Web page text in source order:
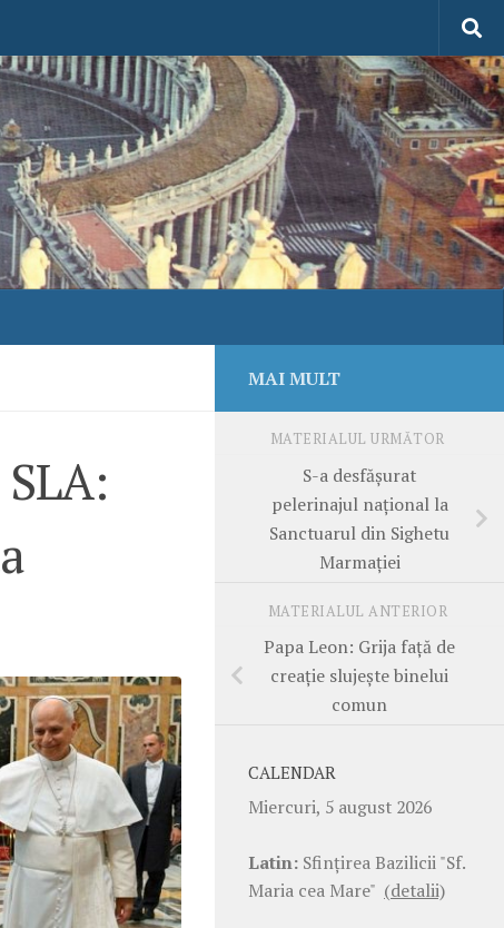
MAI MULT
MATERIALUL URMĂTOR
S-a desfășurat
pelerinajul național la
Sanctuarul din Sighetu
Marmației
MATERIALUL ANTERIOR
Papa Leon: Grija față de
creație slujește binelui
comun
CALENDAR
Miercuri, 5 august 2026
Latin: Sfinţirea Bazilicii "Sf.
Maria cea Mare" (detalii)